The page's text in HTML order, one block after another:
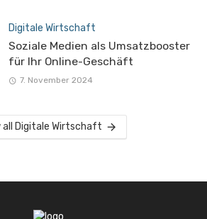
Digitale Wirtschaft
Soziale Medien als Umsatzbooster
für Ihr Online-Geschäft
7. November 2024
all Digitale Wirtschaft